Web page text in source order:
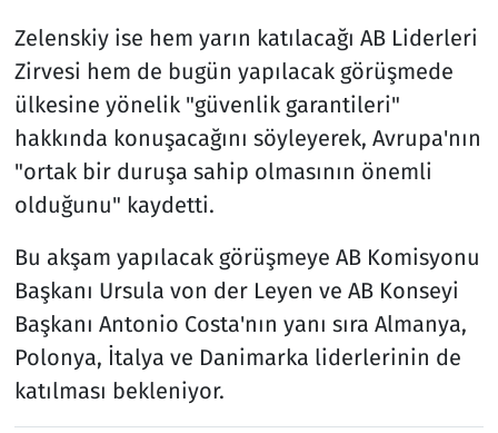
Zelenskiy ise hem yarın katılacağı AB Liderleri
Zirvesi hem de bugün yapılacak görüşmede
ülkesine yönelik "güvenlik garantileri"
hakkında konuşacağını söyleyerek, Avrupa'nın
"ortak bir duruşa sahip olmasının önemli
olduğunu" kaydetti.
Bu akşam yapılacak görüşmeye AB Komisyonu
Başkanı Ursula von der Leyen ve AB Konseyi
Başkanı Antonio Costa'nın yanı sıra Almanya,
Polonya, İtalya ve Danimarka liderlerinin de
katılması bekleniyor.